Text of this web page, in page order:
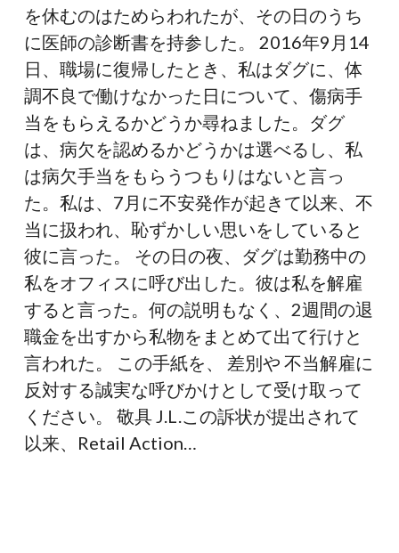
を休むのはためらわれたが、その日のうち
に医師の診断書を持参した。 2016年9月14
日、職場に復帰したとき、私はダグに、体
調不良で働けなかった日について、傷病手
当をもらえるかどうか尋ねました。ダグ
は、病欠を認めるかどうかは選べるし、私
は病欠手当をもらうつもりはないと言っ
た。私は、7月に不安発作が起きて以来、不
当に扱われ、恥ずかしい思いをしていると
彼に言った。 その日の夜、ダグは勤務中の
私をオフィスに呼び出した。彼は私を解雇
すると言った。何の説明もなく、2週間の退
職金を出すから私物をまとめて出て行けと
言われた。 この手紙を、 差別や 不当解雇に
反対する誠実な呼びかけとして受け取って
ください。 敬具 J.L.この訴状が提出されて
以来、Retail Action…